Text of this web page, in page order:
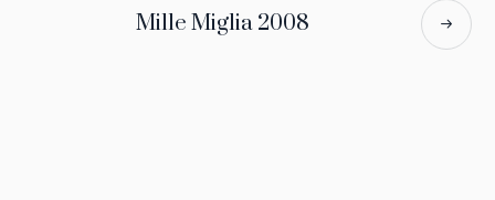
Mille Miglia 2008